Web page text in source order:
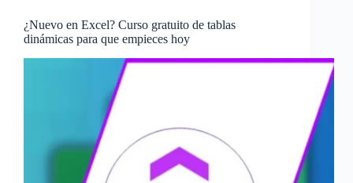
¿Nuevo en Excel? Curso gratuito de tablas
dinámicas para que empieces hoy